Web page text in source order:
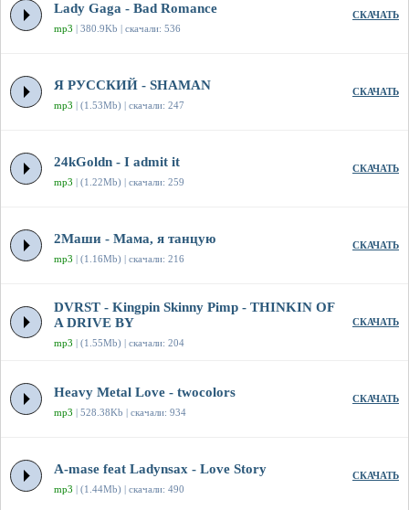
Lady Gaga - Bad Romance
mp3 | 380.9Kb | скачали: 536
СКАЧАТЬ
Я РУССКИЙ - SHAMAN
mp3 | (1.53Mb) | скачали: 247
СКАЧАТЬ
24kGoldn - I admit it
mp3 | (1.22Mb) | скачали: 259
СКАЧАТЬ
2Маши - Мама, я танцую
mp3 | (1.16Mb) | скачали: 216
СКАЧАТЬ
DVRST - Kingpin Skinny Pimp - THINKIN OF
A DRIVE BY
mp3 | (1.55Mb) | скачали: 204
СКАЧАТЬ
Heavy Metal Love - twocolors
mp3 | 528.38Kb | скачали: 934
СКАЧАТЬ
A-mase feat Ladynsax - Love Story
mp3 | (1.44Mb) | скачали: 490
СКАЧАТЬ